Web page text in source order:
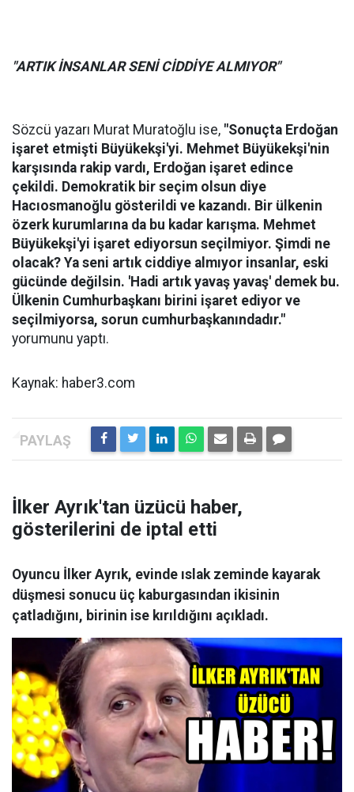
"ARTIK İNSANLAR SENİ CİDDİYE ALMIYOR"
Sözcü yazarı Murat Muratoğlu ise, "Sonuçta Erdoğan
işaret etmişti Büyükekşi'yi. Mehmet Büyükekşi'nin
karşısında rakip vardı, Erdoğan işaret edince
çekildi. Demokratik bir seçim olsun diye
Hacıosmanoğlu gösterildi ve kazandı. Bir ülkenin
özerk kurumlarına da bu kadar karışma. Mehmet
Büyükekşi'yi işaret ediyorsun seçilmiyor. Şimdi ne
olacak? Ya seni artık ciddiye almıyor insanlar, eski
gücünde değilsin. 'Hadi artık yavaş yavaş' demek bu.
Ülkenin Cumhurbaşkanı birini işaret ediyor ve
seçilmiyorsa, sorun cumhurbaşkanındadır."
yorumunu yaptı.
Kaynak: haber3.com
İlker Ayrık'tan üzücü haber,
gösterilerini de iptal etti
Oyuncu İlker Ayrık, evinde ıslak zeminde kayarak
düşmesi sonucu üç kaburgasından ikisinin
çatladığını, birinin ise kırıldığını açıkladı.